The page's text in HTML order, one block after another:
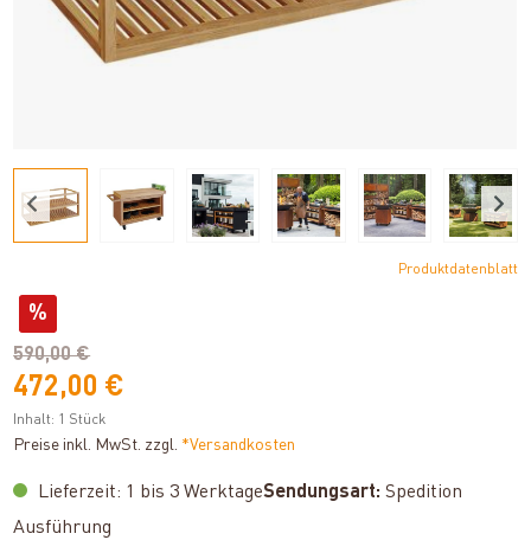
Produktdatenblatt
%
590,00 €
472,00 €
Inhalt: 1 Stück
Preise inkl. MwSt. zzgl. *Versandkosten
Lieferzeit: 1 bis 3 WerktageSendungsart: Spedition
Ausführung